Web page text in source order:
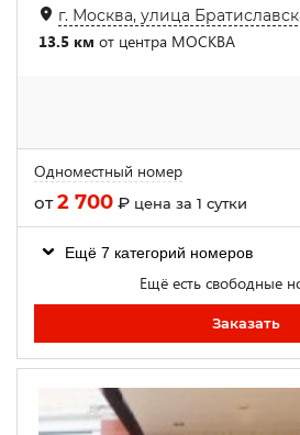
г. Москва, улица
13.5 км от центра МОСКВА
Одноместный номер
от2 700 ₽ цена за 1 сутки
Ещё 7 категорий номеров
Ещё есть свободные
Заказать